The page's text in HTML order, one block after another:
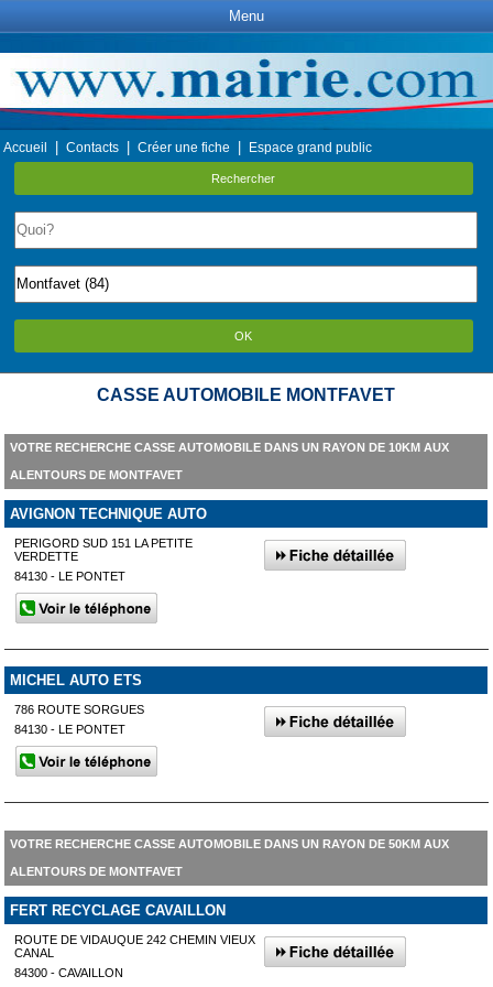
Menu
Accueil Contacts Créer une fiche Espace grand public
Rechercher
OK
CASSE AUTOMOBILE MONTFAVET
VOTRE RECHERCHE CASSE AUTOMOBILE DANS UN RAYON DE 10KM AUX
ALENTOURS DE MONTFAVET
AVIGNON TECHNIQUE AUTO
PERIGORD SUD 151 LA PETITE
VERDETTE
84130 - LE PONTET
MICHEL AUTO ETS
786 ROUTE SORGUES
84130 - LE PONTET
VOTRE RECHERCHE CASSE AUTOMOBILE DANS UN RAYON DE 50KM AUX
ALENTOURS DE MONTFAVET
FERT RECYCLAGE CAVAILLON
ROUTE DE VIDAUQUE 242 CHEMIN VIEUX
CANAL
84300 - CAVAILLON